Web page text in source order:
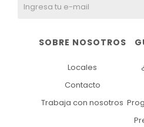
SOBRE NOSOTROS
Locales
Contacto
Trabaja con nosotros